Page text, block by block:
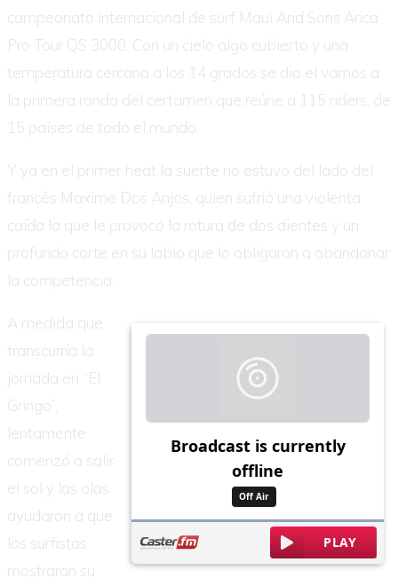
campeonato internacional de surf Maui And Sons Arica
Pro Tour QS 3000. Con un cielo algo cubierto y una
temperatura cercana a los 14 grados se dio el vamos a
la primera ronda del certamen que reúne a 115 riders, de
15 países de todo el mundo.
Y ya en el primer heat la suerte no estuvo del lado del
francés Maxime Dos Anjos, quien sufrió una violenta
caída la que le provocó la rotura de dos dientes y un
profundo corte en su labio que lo obligaron a abandonar
la competencia.
A medida que
transcurría la
jornada en “El
Gringo”,
lentamente
comenzó a salir
el sol y las olas
ayudaron a que
los surfistas
mostraran su